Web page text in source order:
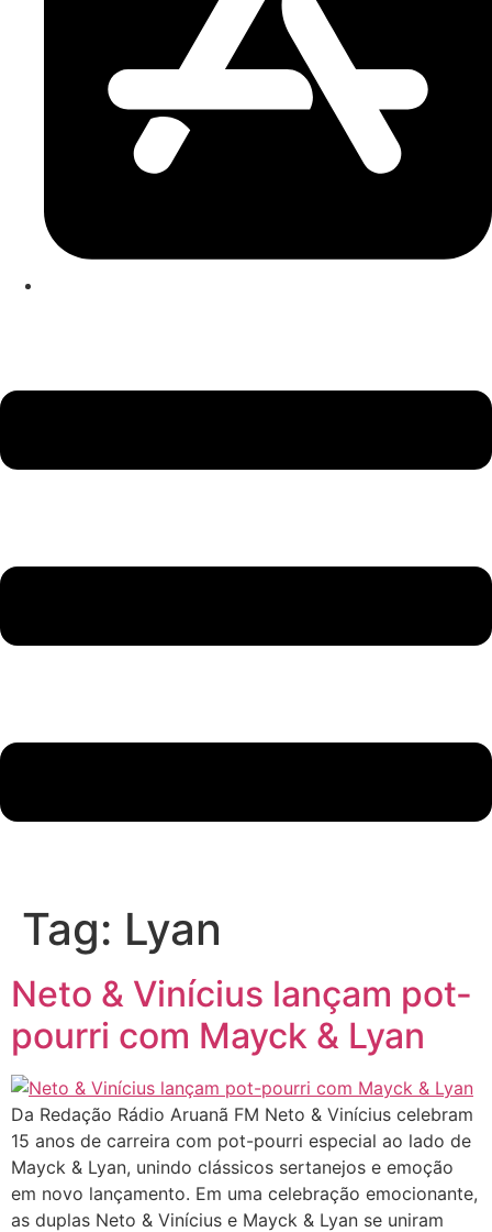
Tag: Lyan
Neto & Vinícius lançam pot-
pourri com Mayck & Lyan
Da Redação Rádio Aruanã FM Neto & Vinícius celebram
15 anos de carreira com pot-pourri especial ao lado de
Mayck & Lyan, unindo clássicos sertanejos e emoção
em novo lançamento. Em uma celebração emocionante,
as duplas Neto & Vinícius e Mayck & Lyan se uniram